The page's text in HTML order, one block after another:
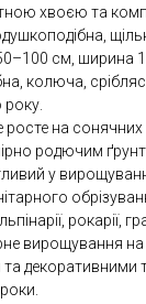
хвоєю та
см, ширина
колюча,
року.
на сонячних
родючим
у
рокарії,
вирощування
та декоративними